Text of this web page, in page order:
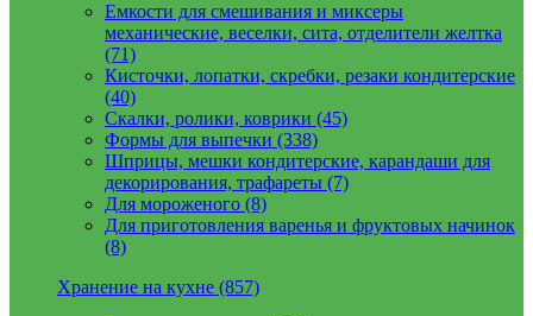
Емкости для смешивания и миксеры
механические, веселки, сита, отделители желтка
(71)
Кисточки, лопатки, скребки, резаки кондитерские
(40)
Скалки, ролики, коврики (45)
Формы для выпечки (338)
Шприцы, мешки кондитерские, карандаши для
декорирования, трафареты (7)
Для мороженого (8)
Для приготовления варенья и фруктовых начинок
(8)
Хранение на кухне (857)